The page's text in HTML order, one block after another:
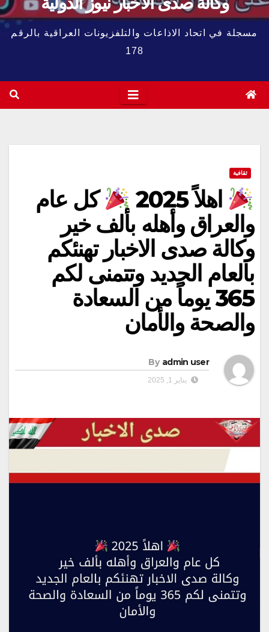
مسجلة في اتحاد الاذاعات والتلفزيونات العراقية بالرقم
178
ثقافية
اهلاً 2025
كل عام
والعراق وأهله بألف خير
وكالة صدى الاخبار تهنئكم
بالعام الجديد وتتمنى لكم
365 يوماً من السعادة
والصحة والأمان
By admin user
يناير 1, 2025